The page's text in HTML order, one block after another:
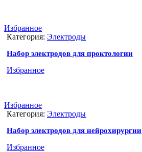
Избранное
Категория: Электроды
Набор электродов для проктологии
Избранное
Избранное
Категория: Электроды
Набор электродов для нейрохирургии
Избранное